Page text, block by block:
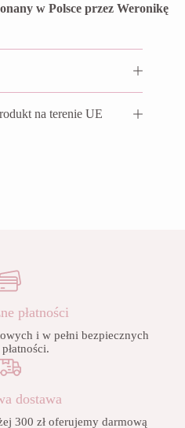
w Polsce przez Weronikę
na terenie UE
płatności
i w pełni bezpiecznych
dostawa
300 zł oferujemy darmową